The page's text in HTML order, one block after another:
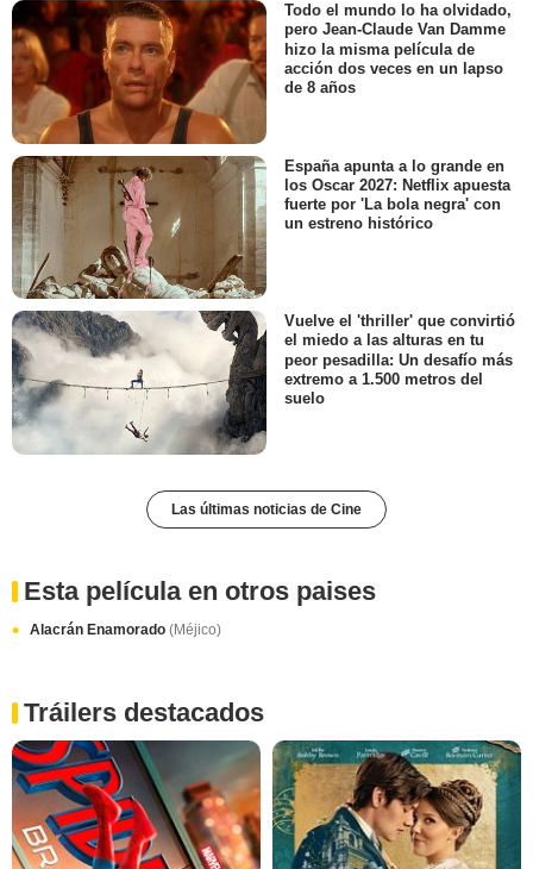
Todo el mundo lo ha olvidado,
pero Jean-Claude Van Damme
hizo la misma película de
acción dos veces en un lapso
de 8 años
España apunta a lo grande en
los Oscar 2027: Netflix apuesta
fuerte por 'La bola negra' con
un estreno histórico
Vuelve el 'thriller' que convirtió
el miedo a las alturas en tu
peor pesadilla: Un desafío más
extremo a 1.500 metros del
suelo
Las últimas noticias de Cine
Esta película en otros paises
Alacrán Enamorado (Méjico)
Tráilers destacados